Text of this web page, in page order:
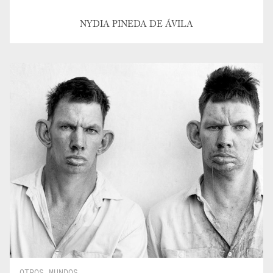
NYDIA PINEDA DE ÁVILA